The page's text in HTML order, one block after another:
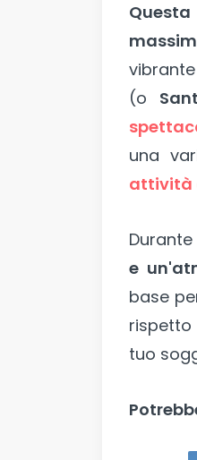
vibrante
(o
una
attività
e
base
rispetto
tuo